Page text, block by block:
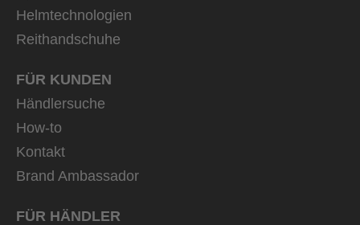
Helmtechnologien
Reithandschuhe
FÜR KUNDEN
Händlersuche
How-to
Kontakt
Brand Ambassador
FÜR HÄNDLER